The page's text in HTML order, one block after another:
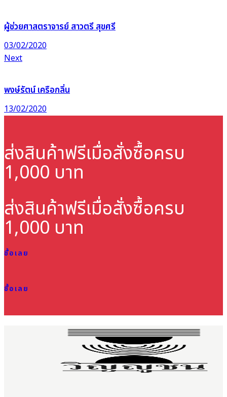
ผู้ช่วยศาสตราจารย์ สาวตรี สุขศรี
03/02/2020
Next
พงษ์รัตน์ เครือกลิ่น
13/02/2020
ส่งสินค้าฟรีเมื่อสั่งซื้อครบ
1,000 บาท
ส่งสินค้าฟรีเมื่อสั่งซื้อครบ
1,000 บาท
ซื้อเลย
ซื้อเลย